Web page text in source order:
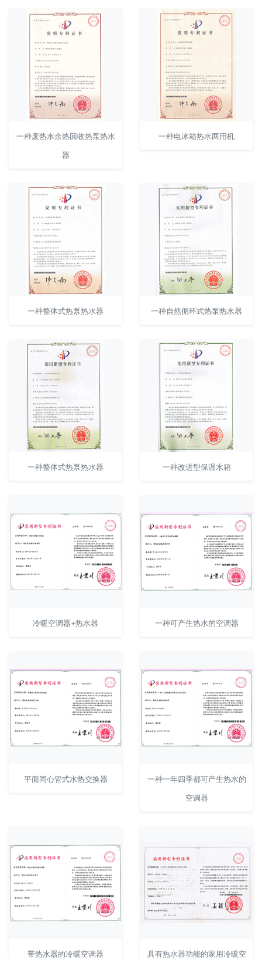
一种废热水余热回收热泵热水
器
一种电冰箱热水两用机
一种整体式热泵热水器 一种自然循环式热泵热水器
一种整体式热泵热水器 一种改进型保温水箱
冷暖空调器+热水器 一种可产生热水的空调器
平面同心管式水热交换器 一种一年四季都可产生热水的
空调器
带热水器的冷暖空调器 具有热水器功能的家用冷暖空